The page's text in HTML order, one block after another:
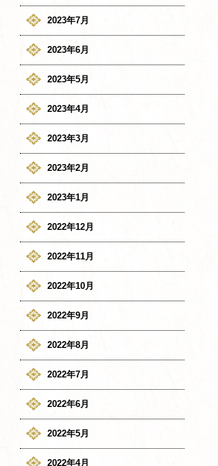
2023年7月
2023年6月
2023年5月
2023年4月
2023年3月
2023年2月
2023年1月
2022年12月
2022年11月
2022年10月
2022年9月
2022年8月
2022年7月
2022年6月
2022年5月
2022年4月